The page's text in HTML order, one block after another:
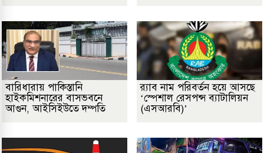
বারিধারায় পাকিস্তানি
হাইকমিশনারের বাসভবনে
আগুন, আইসিইউতে দম্পতি
র‌্যাব নাম পরিবর্তন হয়ে আসছে
‘স্পেশাল রেসপন্স ব্যাটালিয়ন
(এসআরবি)’